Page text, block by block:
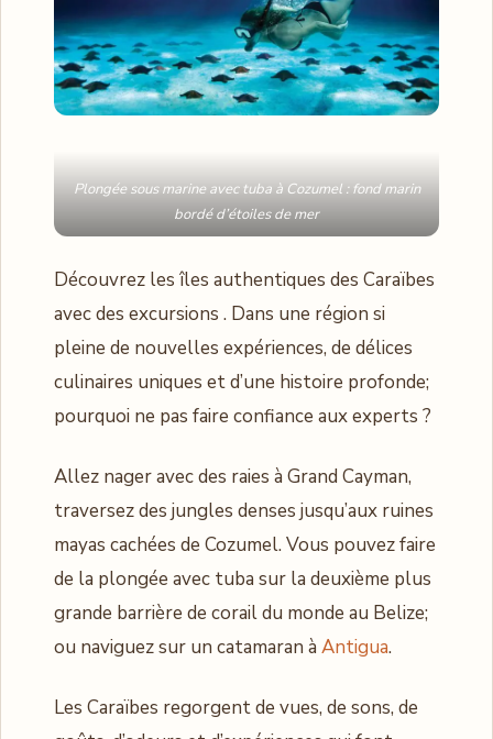
Plongée sous marine avec tuba à Cozumel : fond marin
bordé d’étoiles de mer
Découvrez les îles authentiques des Caraïbes
avec des excursions . Dans une région si
pleine de nouvelles expériences, de délices
culinaires uniques et d’une histoire profonde;
pourquoi ne pas faire confiance aux experts ?
Allez nager avec des raies à Grand Cayman,
traversez des jungles denses jusqu’aux ruines
mayas cachées de Cozumel. Vous pouvez faire
de la plongée avec tuba sur la deuxième plus
grande barrière de corail du monde au Belize;
ou naviguez sur un catamaran à Antigua.
Les Caraïbes regorgent de vues, de sons, de